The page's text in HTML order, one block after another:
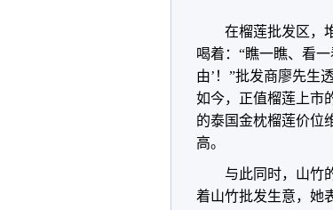
在榴莲批发区，
喝着：“瞧一瞧、看
由’！”批发商廖先生
如今，正值榴莲上市
的泰国金枕榴莲价位
高。
与此同时，山竹
着山竹批发生意，她